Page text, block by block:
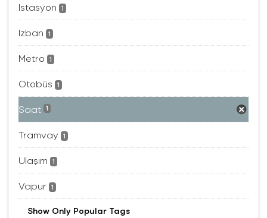
Istasyon 1
Izban 1
Metro 1
Otobüs 1
Saat 1
Tramvay 1
Ulaşım 1
Vapur 1
Show Only Popular Tags